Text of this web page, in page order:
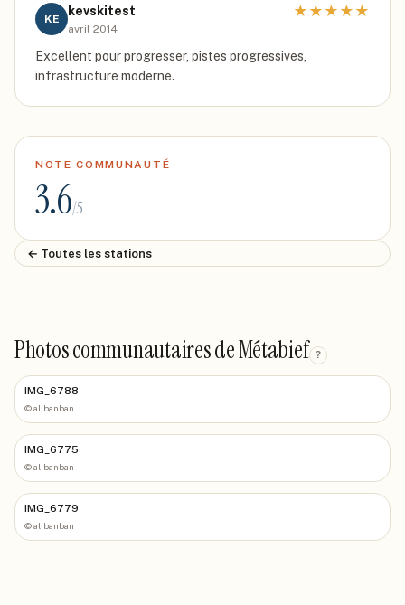
KE
kevskitest
avril 2014
★ ★ ★ ★ ★
Excellent pour progresser, pistes progressives,
infrastructure moderne.
NOTE COMMUNAUTÉ
3.6/5
← Toutes les stations
Photos communautaires de Métabief ?
IMG_6788
©alibanban
IMG_6775
©alibanban
IMG_6779
©alibanban